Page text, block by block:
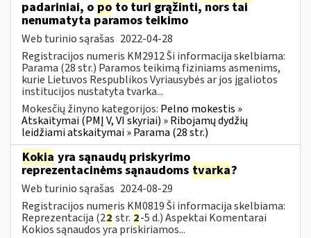
padariniai, o po to turi grąžinti, nors tai
nenumatyta paramos teikimo
Web turinio sąrašas 2022-04-28
Registracijos numeris KM2912 Ši informacija skelbiama:
Parama (28 str.) Paramos teikimą fiziniams asmenims,
kurie Lietuvos Respublikos Vyriausybės ar jos įgaliotos
institucijos nustatyta tvarka...
Mokesčių žinyno kategorijos: Pelno mokestis »
Atskaitymai (PMĮ V, VI skyriai) » Ribojamų dydžių
leidžiami atskaitymai » Parama (28 str.)
Kokia yra sąnaudų priskyrimo
reprezentacinėms sąnaudoms tvarka?
Web turinio sąrašas 2024-08-29
Registracijos numeris KM0819 Ši informacija skelbiama:
Reprezentacija (22 str. 2-5 d.) Aspektai Komentarai
Kokios sąnaudos yra priskiriamos...